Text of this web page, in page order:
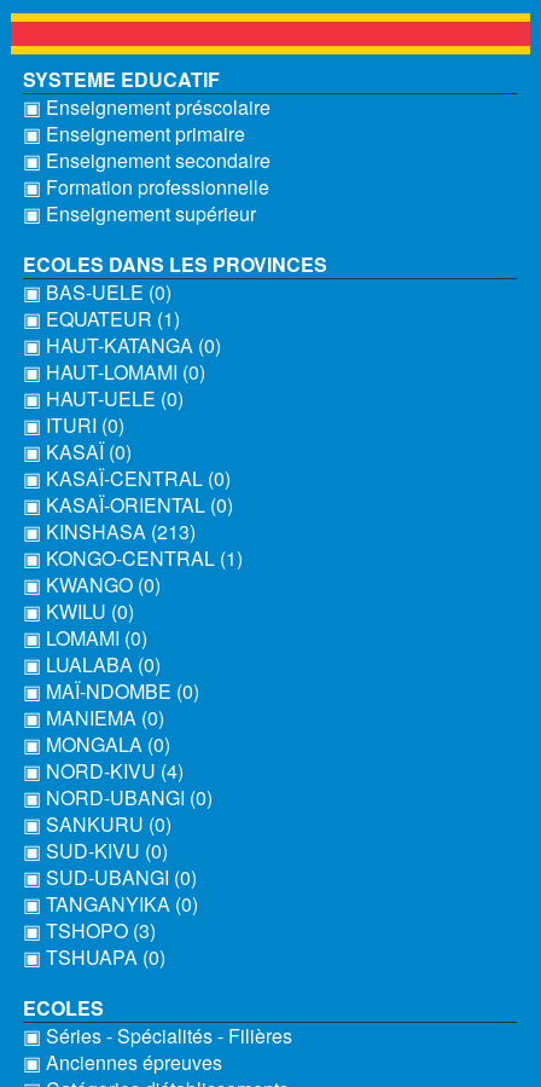
SYSTEME EDUCATIF
▣ Enseignement préscolaire
▣ Enseignement primaire
▣ Enseignement secondaire
▣ Formation professionnelle
▣ Enseignement supérieur
ECOLES DANS LES PROVINCES
▣ BAS-UELE (0)
▣ EQUATEUR (1)
▣ HAUT-KATANGA (0)
▣ HAUT-LOMAMI (0)
▣ HAUT-UELE (0)
▣ ITURI (0)
▣ KASAÏ (0)
▣ KASAÏ-CENTRAL (0)
▣ KASAÏ-ORIENTAL (0)
▣ KINSHASA (213)
▣ KONGO-CENTRAL (1)
▣ KWANGO (0)
▣ KWILU (0)
▣ LOMAMI (0)
▣ LUALABA (0)
▣ MAÏ-NDOMBE (0)
▣ MANIEMA (0)
▣ MONGALA (0)
▣ NORD-KIVU (4)
▣ NORD-UBANGI (0)
▣ SANKURU (0)
▣ SUD-KIVU (0)
▣ SUD-UBANGI (0)
▣ TANGANYIKA (0)
▣ TSHOPO (3)
▣ TSHUAPA (0)
ECOLES
▣ Séries - Spécialités - Filières
▣ Anciennes épreuves